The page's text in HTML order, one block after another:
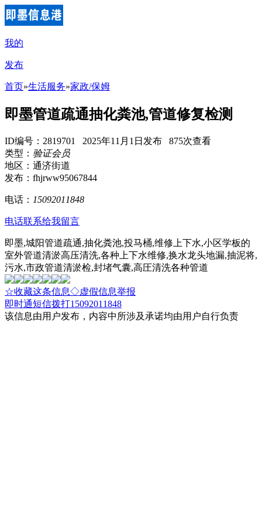
我的
发布
首页»生活服务»家政/保姆
即墨管道疏通抽化粪池,管道修复检测
ID编号：2819701 2025年11月1日发布 875次查看
类型： 验证会员
地区：通济街道
发布：fhjrww95067844
电话： 15092011848
电话联系给我留言
即墨,城阳管道疏通,抽化粪池,投马桶,维修上下水,小区学板的
室外管道清淤高压清洗,各种上下水维修,换水龙头地漏,抽泥将,
污水,市政管道清淤检,封堵气囊,高圧清洗各种管道
☆收藏这条信息◇虚假信息举报
即时通短信拨打15092011848
该信息由用户发布，内容中所涉及承诺均由用户自行负责